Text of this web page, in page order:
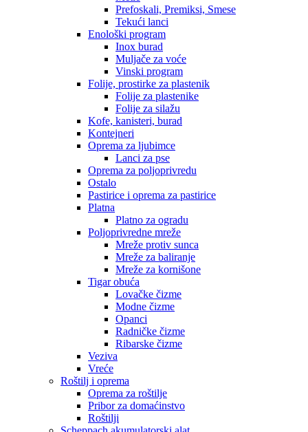
Prefoskali, Premiksi, Smese
Tekući lanci
Enološki program
Inox burad
Muljače za voće
Vinski program
Folije, prostirke za plastenik
Folije za plastenike
Folije za silažu
Kofe, kanisteri, burad
Kontejneri
Oprema za ljubimce
Lanci za pse
Oprema za poljoprivredu
Ostalo
Pastirice i oprema za pastirice
Platna
Platno za ogradu
Poljoprivredne mreže
Mreže protiv sunca
Mreže za baliranje
Mreže za kornišone
Tigar obuća
Lovačke čizme
Modne čizme
Opanci
Radničke čizme
Ribarske čizme
Veziva
Vreće
Roštilj i oprema
Oprema za roštilje
Pribor za domaćinstvo
Roštilji